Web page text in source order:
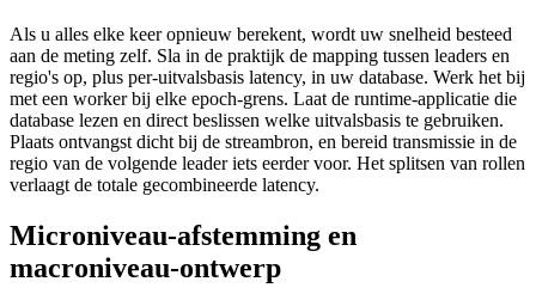
Als u alles elke keer opnieuw berekent, wordt uw snelheid besteed
aan de meting zelf. Sla in de praktijk de mapping tussen leaders en
regio's op, plus per-uitvalsbasis latency, in uw database. Werk het bij
met een worker bij elke epoch-grens. Laat de runtime-applicatie die
database lezen en direct beslissen welke uitvalsbasis te gebruiken.
Plaats ontvangst dicht bij de streambron, en bereid transmissie in de
regio van de volgende leader iets eerder voor. Het splitsen van rollen
verlaagt de totale gecombineerde latency.
Microniveau-afstemming en
macroniveau-ontwerp